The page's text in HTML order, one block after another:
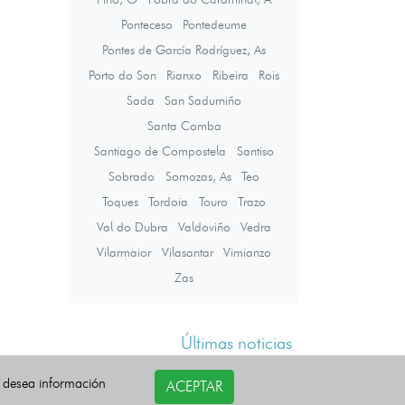
Ponteceso
Pontedeume
Pontes de García Rodríguez, As
Porto do Son
Rianxo Ribeira
Rois
Sada
San Sadurniño
Santa Comba
Santiago de Compostela
Santiso
Sobrado
Somozas, As
Teo
Toques
Tordoia Touro
Trazo
Val do Dubra
Valdoviño
Vedra
Vilarmaior
Vilasantar
Vimianzo
Zas
Últimas noticias
información
ACEPTAR